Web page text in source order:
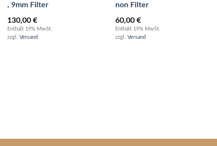
, 9mm Filter
130,00 €
Enthält 19% MwSt.
zzgl. Versand
non Filter
60,00 €
Enthält 19% MwSt.
zzgl. Versand